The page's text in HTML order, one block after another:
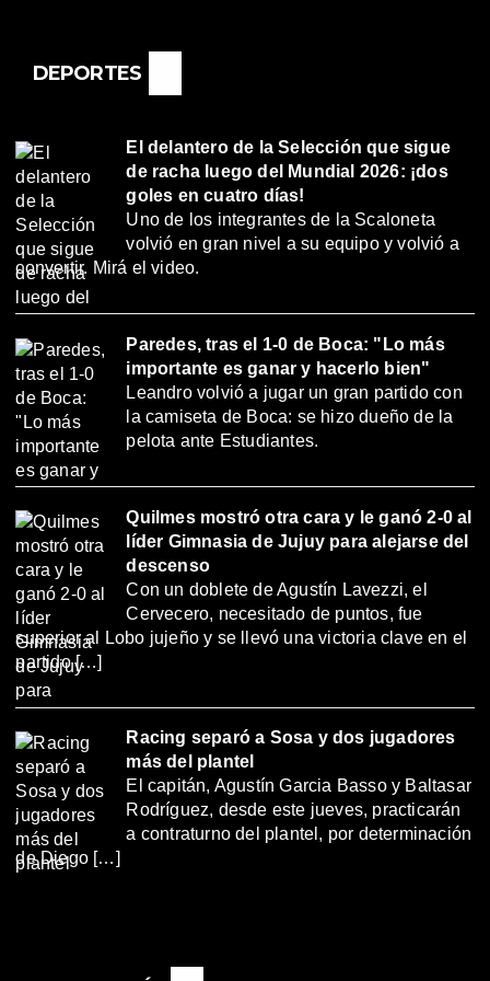
DEPORTES
El delantero de la Selección que sigue
de racha luego del Mundial 2026: ¡dos
goles en cuatro días!
Uno de los integrantes de la Scaloneta
volvió en gran nivel a su equipo y volvió a
convertir. Mirá el video.
Paredes, tras el 1-0 de Boca: "Lo más
importante es ganar y hacerlo bien"
Leandro volvió a jugar un gran partido con
la camiseta de Boca: se hizo dueño de la
pelota ante Estudiantes.
Quilmes mostró otra cara y le ganó 2-0 al
líder Gimnasia de Jujuy para alejarse del
descenso
Con un doblete de Agustín Lavezzi, el
Cervecero, necesitado de puntos, fue
superior al Lobo jujeño y se llevó una victoria clave en el
partido […]
Racing separó a Sosa y dos jugadores
más del plantel
El capitán, Agustín Garcia Basso y Baltasar
Rodríguez, desde este jueves, practicarán
a contraturno del plantel, por determinación
de Diego […]